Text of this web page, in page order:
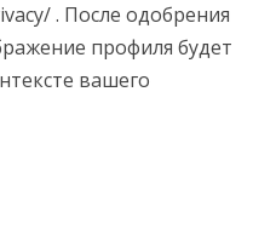
. После одобрения
профиля будет
вашего